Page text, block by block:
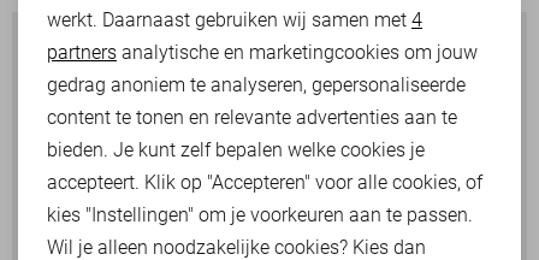
Analytische cookies
Marketing cookies
werkt. Daarnaast gebruiken wij samen met 4
partners analytische en marketingcookies om jouw
gedrag anoniem te analyseren, gepersonaliseerde
content te tonen en relevante advertenties aan te
bieden. Je kunt zelf bepalen welke cookies je
accepteert. Klik op "Accepteren" voor alle cookies, of
kies "Instellingen" om je voorkeuren aan te passen.
Wil je alleen noodzakelijke cookies? Kies dan